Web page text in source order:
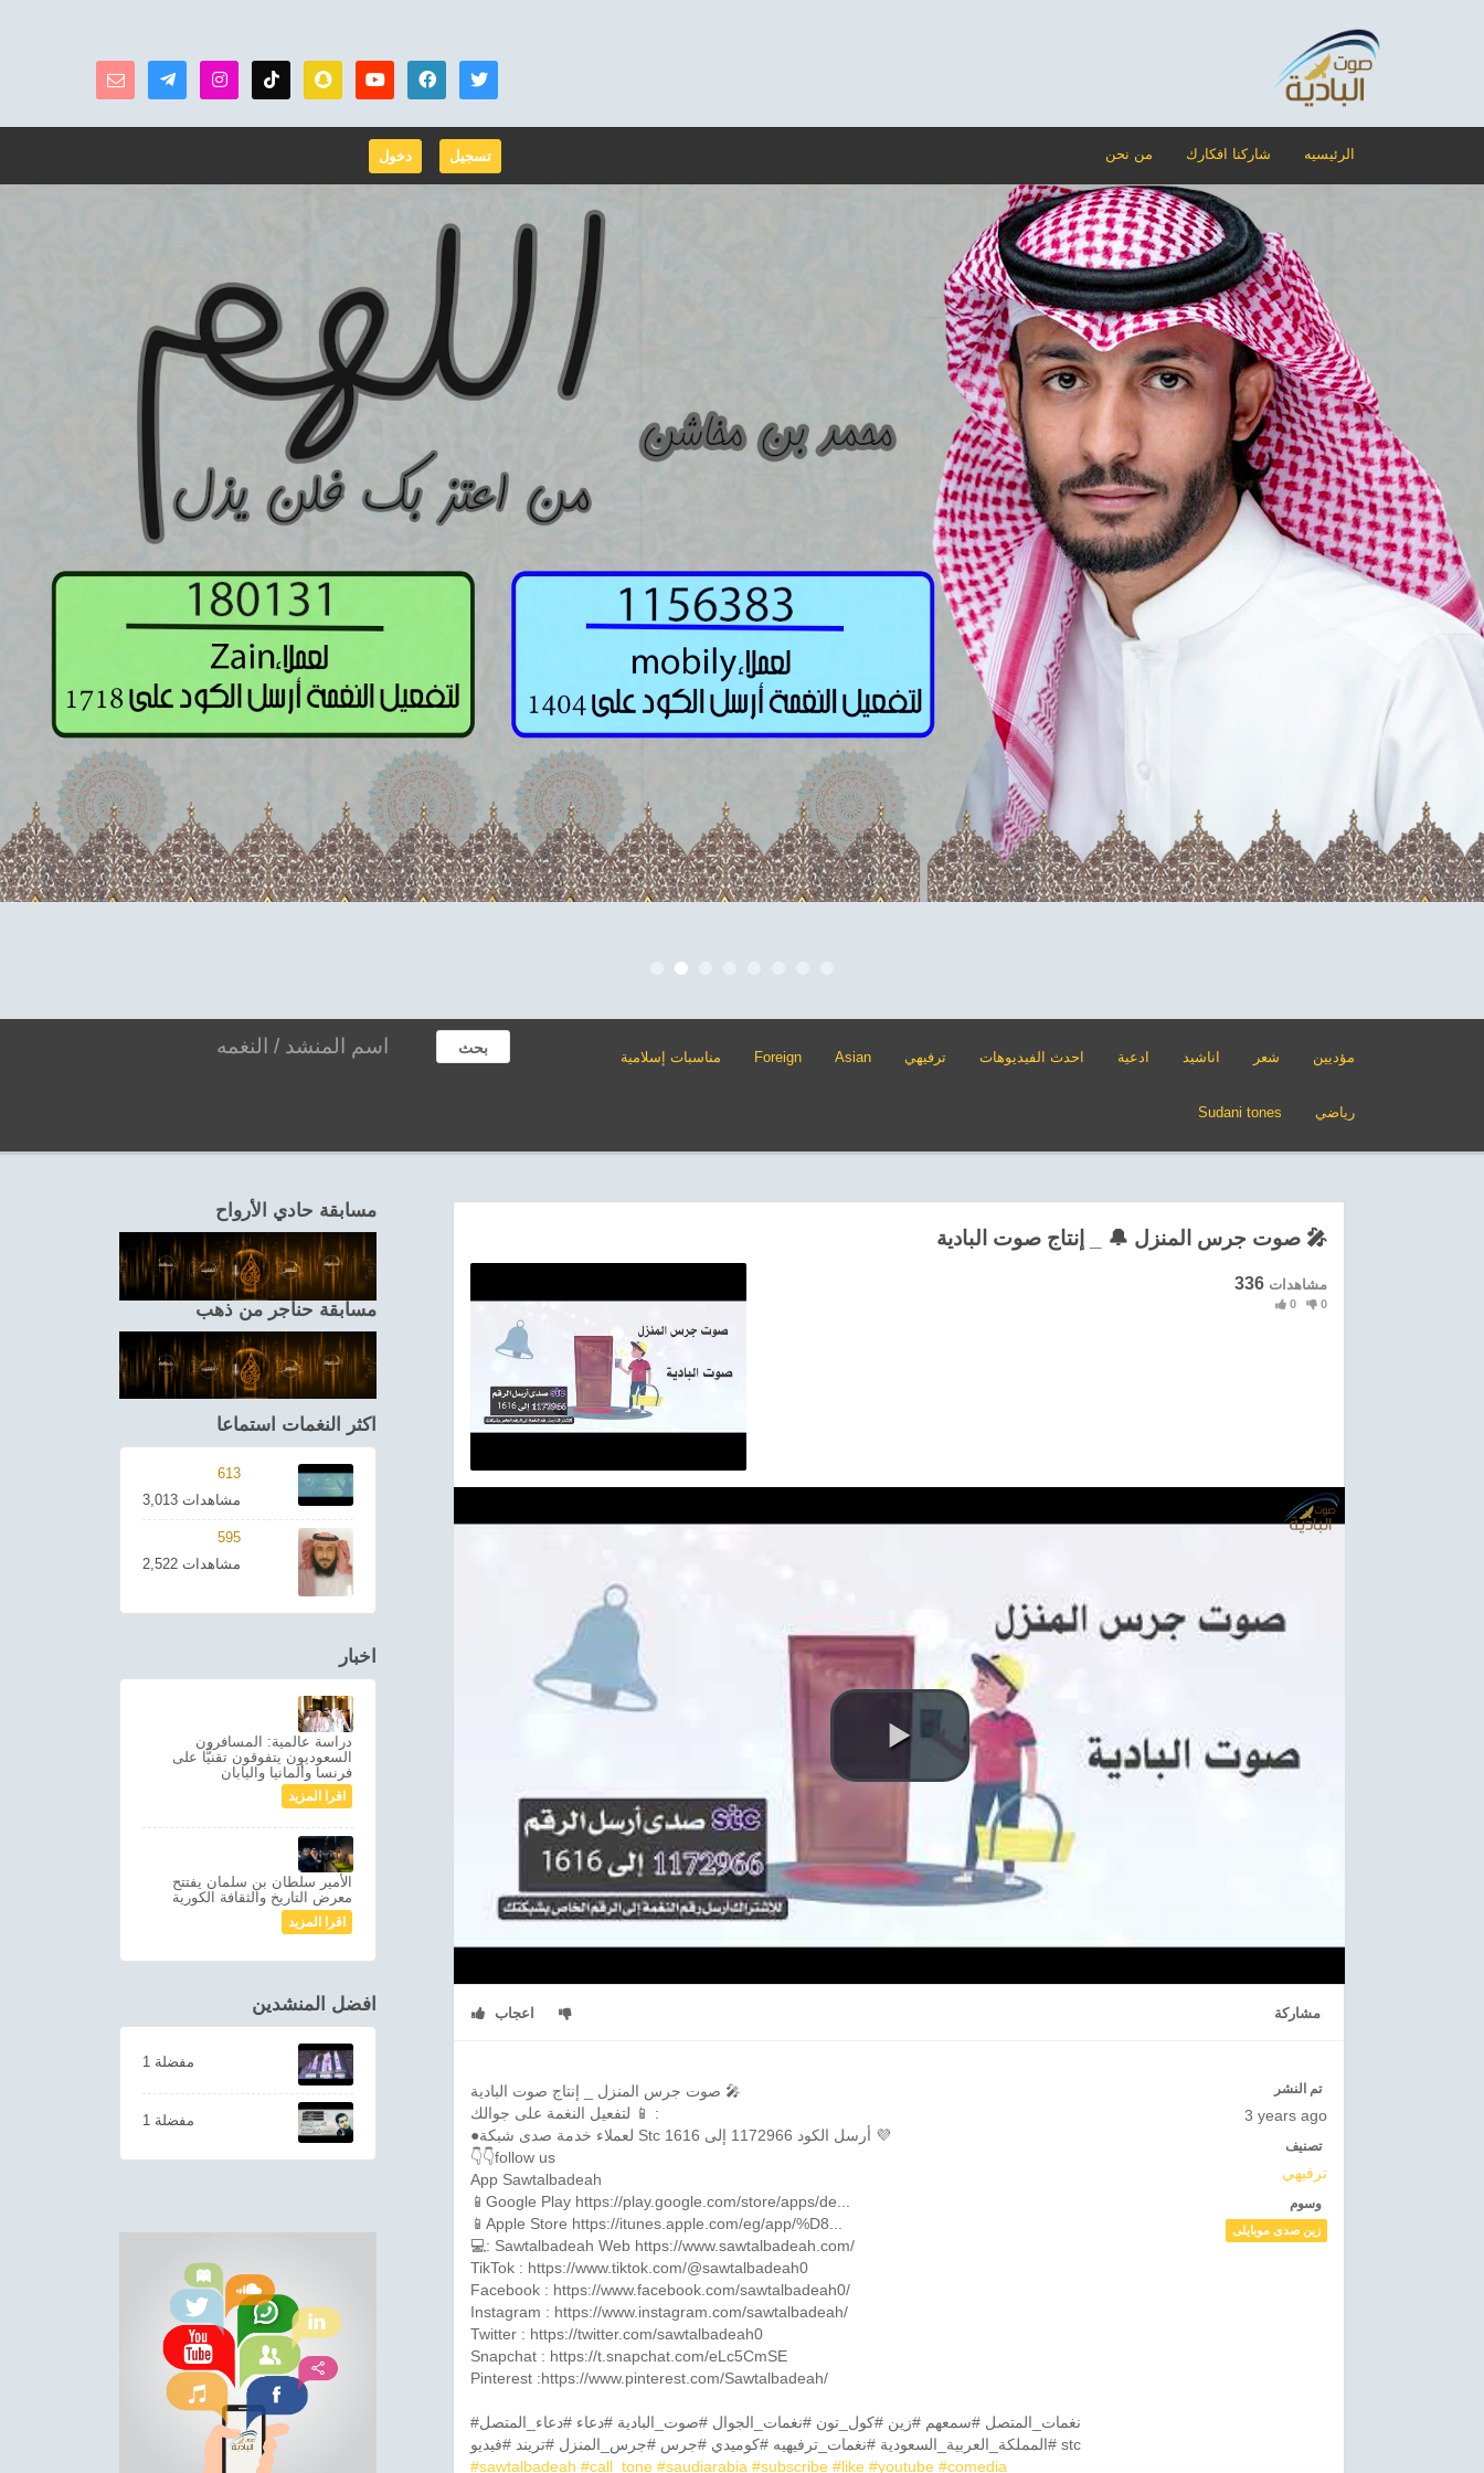
دخول تسجيل من نحن شاركنا افكارك الرئيسيه
بحث
مؤديين شعر اناشيد ادعية احدث الفيديوهات ترفيهي Asian
Foreign مناسبات إسلامية
رياضي Sudani tones
صوت جرس المنزل 🔔 _ إنتاج صوت البادية 🎤
336 مشاهدات
0 0
اعجاب مشاركة
صوت جرس المنزل _ إنتاج صوت البادية 🎤
لتفعيل النغمة على جوالك 📱 :
●لعملاء خدمة صدى شبكة Stc أرسل الكود 1172966 إلى 1616 💜
👇👇follow us
App Sawtalbadeah
📱Google Play https://play.google.com/store/apps/de...
📱Apple Store https://itunes.apple.com/eg/app/%D8...
💻: Sawtalbadeah Web https://www.sawtalbadeah.com/
TikTok : https://www.tiktok.com/@sawtalbadeah0
Facebook : https://www.facebook.com/sawtalbadeah0/
Instagram : https://www.instagram.com/sawtalbadeah/
Twitter : https://twitter.com/sawtalbadeah0
Snapchat : https://t.snapchat.com/eLc5CmSE
Pinterest :https://www.pinterest.com/Sawtalbadeah/
#نغمات_المتصل #سمعهم #زين #كول_تون #نغمات_الجوال #صوت_البادية #دعاء #دعاء_المتصل
#المملكة_العربية_السعودية #نغمات_ترفيهيه #كوميدي #جرس #جرس_المنزل #تريند #فيديو stc
#sawtalbadeah #call_tone #saudiarabia #subscribe #like #youtube #comedia
تم النشر
3 years ago
تصنيف
ترفيهي
وسوم
زين صدى موبايلى
مسابقة حادي الأرواح
مسابقة حناجر من ذهب
اكثر النغمات استماعا
613
3,013 مشاهدات
595
2,522 مشاهدات
اخبار
دراسة عالمية: المسافرون
السعوديون يتفوقون تقنيًّا على
فرنسا وألمانيا واليابان
اقرا المزيد
الأمير سلطان بن سلمان يفتتح
معرض التاريخ والثقافة الكورية
اقرا المزيد
افضل المنشدين
1 مفضلة
1 مفضلة